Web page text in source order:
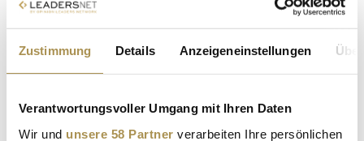
Zustimmung Details Anzeigeneinstellungen
Verantwortungsvoller Umgang mit Ihren Daten
Wir und unsere 58 Partner verarbeiten Ihre persönlichen